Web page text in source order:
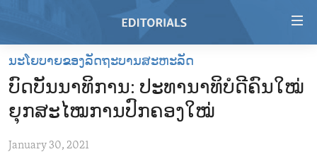
Skip
main
content
Skip
to
HOME
RADIO
REGIONS
ນະໂຍບາຍຂອງລັດຖະບານສະຫະລັດ
ບົດບັນນາທິການ: ປະທານາທິບໍດີຄົນໃໝ່
ຍຸກສະໄໝການປົກຄອງໃໝ່
January 30, 2021